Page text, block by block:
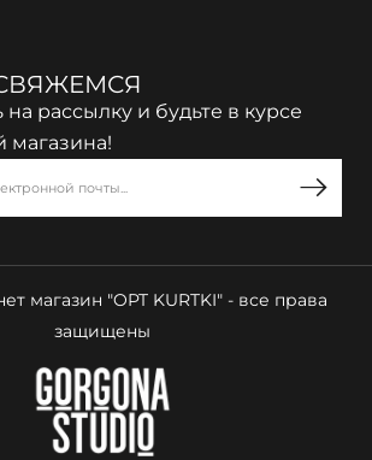
рассылку и будьте в курсе
магазина!
магазин "OPT KURTKI" - все права
защищены